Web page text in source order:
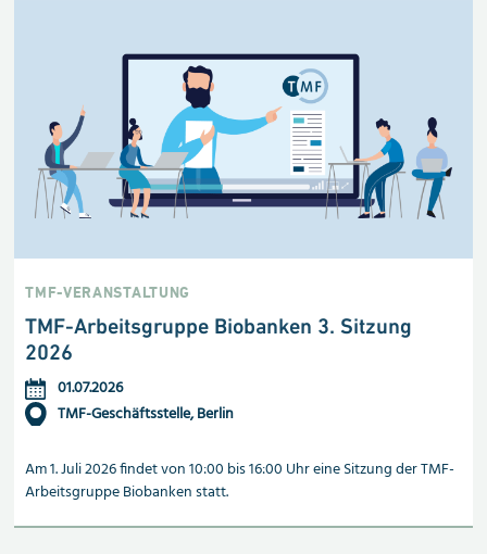
TMF-VERANSTALTUNG
TMF-Arbeitsgruppe Biobanken 3. Sitzung
2026
01.07.2026
TMF-Geschäftsstelle, Berlin
Am 1. Juli 2026 findet von 10:00 bis 16:00 Uhr eine Sitzung der TMF-
Arbeitsgruppe Biobanken statt.